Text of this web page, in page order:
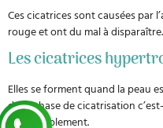
Ces cicatrices sont causées par
rouge et ont du mal à disparaître.
Les cicatrices
Elles se forment quand la peau
de la phase de cicatrisation
convenablement.